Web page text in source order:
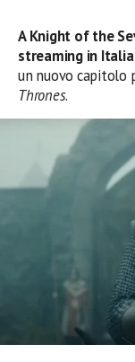
A Knight of the
streaming in
un nuovo capitolo
Thrones.